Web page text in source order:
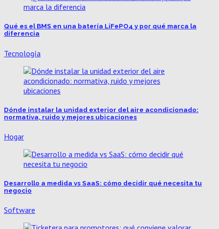
Qué es el BMS en una batería LiFePO4 y por qué marca la
diferencia
Tecnología
Dónde instalar la unidad exterior del aire acondicionado:
normativa, ruido y mejores ubicaciones
Hogar
Desarrollo a medida vs SaaS: cómo decidir qué necesita tu
negocio
Software